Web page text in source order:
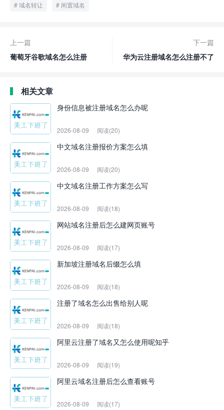
域名转让 闲置域名
上一篇
葡萄牙谷歌域名怎么注册
下一篇
华为云注册域名怎么注册不了
相关文章
身份信息被注册域名怎么办呢
2026-08-09 阅读(20)
中文域名注册报价方案怎么填
2026-08-09 阅读(20)
中文域名注册工作方案怎么写
2026-08-09 阅读(18)
网站域名注册后怎么建网页账号
2026-08-09 阅读(17)
新加坡注册域名后缀怎么填
2026-08-09 阅读(18)
注册了域名怎么出售给别人呢
2026-08-09 阅读(18)
阿里云注册了域名又怎么使用呢知乎
2026-08-09 阅读(19)
阿里云域名注册后怎么查看账号
2026-08-09 阅读(17)